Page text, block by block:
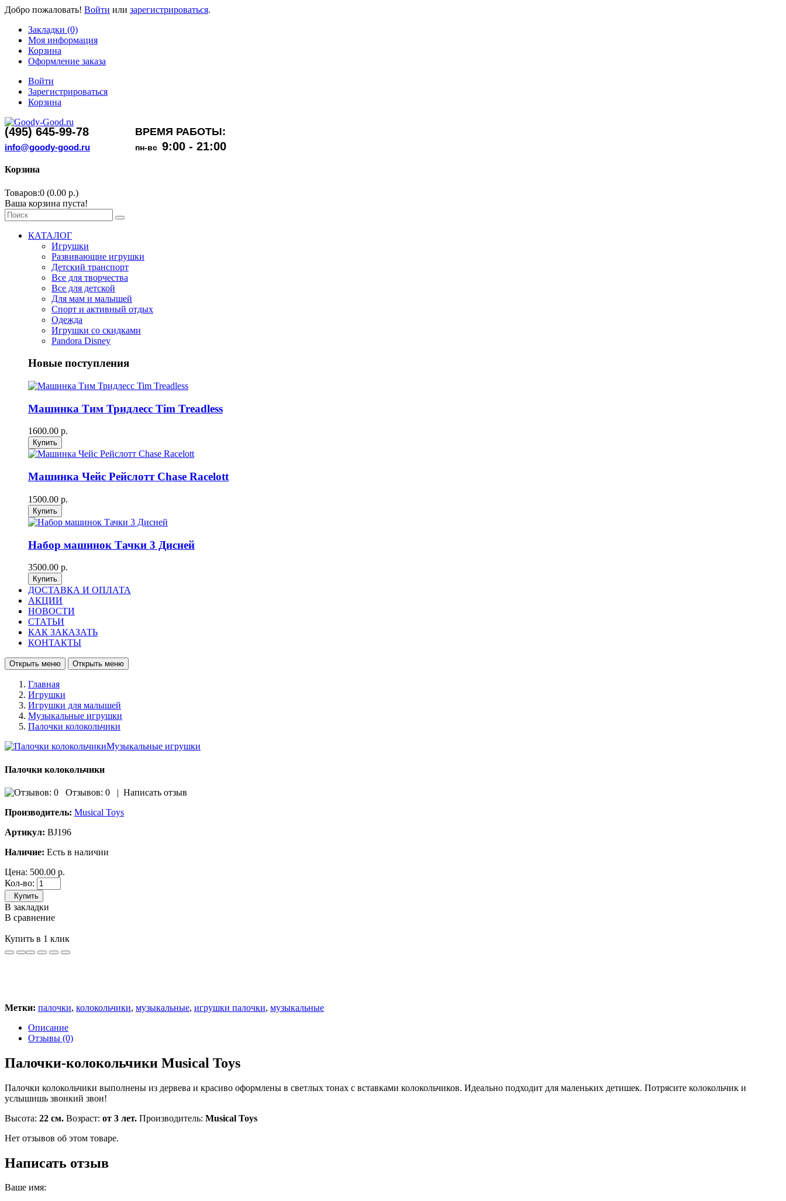
Добро пожаловать! Войти или зарегистрироваться.
Закладки (0)
Моя информация
Корзина
Оформление заказа
Войти
Зарегистрироваться
Корзина
(495) 645-99-78 ВРЕМЯ РАБОТЫ:
info@goody-good.ru пн-вс 9:00 - 21:00
Корзина
Товаров:0 (0.00 р.)
Ваша корзина пуста!
КАТАЛОГ
Игрушки
Развивающие игрушки
Детский транспорт
Все для творчества
Все для детской
Для мам и малышей
Спорт и активный отдых
Одежда
Игрушки со скидками
Pandora Disney
Новые поступления
Машинка Тим Тридлесс Tim Treadless
1600.00 р.
Машинка Чейс Рейслотт Chase Racelott
1500.00 р.
Набор машинок Тачки 3 Дисней
3500.00 р.
ДОСТАВКА И ОПЛАТА
АКЦИИ
НОВОСТИ
СТАТЬИ
КАК ЗАКАЗАТЬ
КОНТАКТЫ
Открыть меню Открыть меню
Главная
Игрушки
Игрушки для малышей
Музыкальные игрушки
Палочки колокольчики
Палочки колокольчики
Отзывов: 0 | Написать отзыв
Производитель: Musical Toys
Артикул: BJ196
Наличие: Есть в наличии
Цена: 500.00 р.
Кол-во:
Купить
В закладки
В сравнение
Купить в 1 клик
Метки: палочки, колокольчики, музыкальные, игрушки палочки, музыкальные
Описание
Отзывы (0)
Палочки-колокольчики Musical Toys
Палочки колокольчики выполнены из дервева и красиво оформлены в светлых тонах с вставками колокольчиков. Идеально подходит для маленьких детишек. Потрясите колокольчик и
услышишь звонкий звон!
Высота: 22 см. Возраст: от 3 лет. Производитель: Musical Toys
Нет отзывов об этом товаре.
Написать отзыв
Ваше имя: